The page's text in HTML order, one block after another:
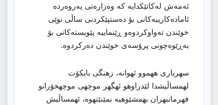
ئەمەش لەکاتێکدایە کە وەزارەتی پەروەردە
ئامادەکارییەکانی بۆ دەستپێکردنی ساڵی نوێی
خوێندن تەواوکردوەو ڕێنماییە پێویستەکانی بۆ
بەڕێوەچونی پرۆسەی خوێندن دەرکردوە.
سهربارى ههموو ئهوانه، زهنگى بایكۆت
لهمساڵیشدا لێدراوهو ئهگهر موچهى موچهخۆرانو
فهرمانبهران بهمشێوهیه بمێنێتهوه، ئهمساڵیش